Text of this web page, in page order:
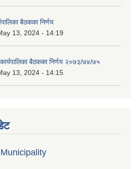
बैठकका निर्णय
13, 2024 - 14:19
बैठकका निर्णय २०७३/७४/७५
13, 2024 - 14:15